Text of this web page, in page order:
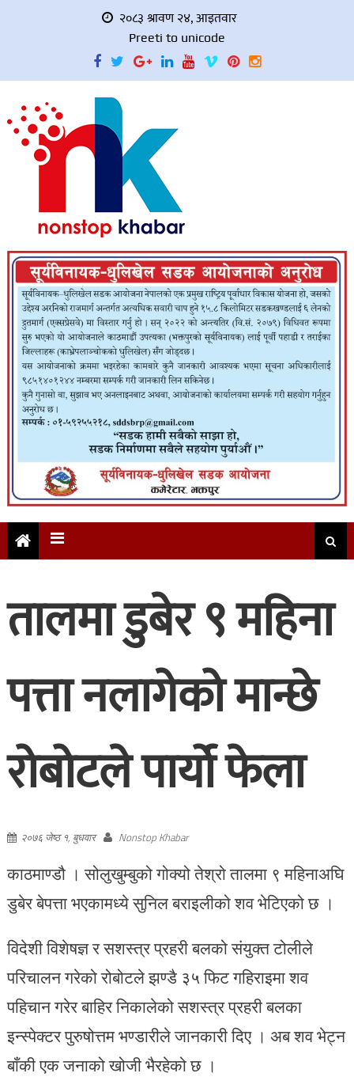
२०८३ श्रावण २४, आइतवार
Preeti to unicode
तालमा डुबेर ९ महिना
पत्ता नलागेको मान्छे
रोबोटले पार्यो फेला
२०७६ जेष्ठ १, बुधवार Nonstop Khabar
काठमाण्डौ । सोलुखुम्बुको गोक्यो तेश्रो तालमा ९ महिनाअघि
डुबेर बेपत्ता भएकामध्ये सुनिल बराइलीको शव भेटिएको छ ।
विदेशी विशेषज्ञ र सशस्त्र प्रहरी बलको संयुक्त टोलीले
परिचालन गरेको रोबोटले झण्डै ३५ फिट गहिराइमा शव
पहिचान गरेर बाहिर निकालेको सशस्त्र प्रहरी बलका
इन्स्पेक्टर पुरुषोत्तम भण्डारीले जानकारी दिए । अब शव भेट्न
बाँकी एक जनाको खोजी भैरहेको छ ।